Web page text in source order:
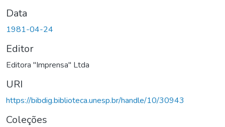
Data
1981-04-24
Editor
Editora "Imprensa" Ltda
URI
https://bibdig.biblioteca.unesp.br/handle/10/30943
Coleções